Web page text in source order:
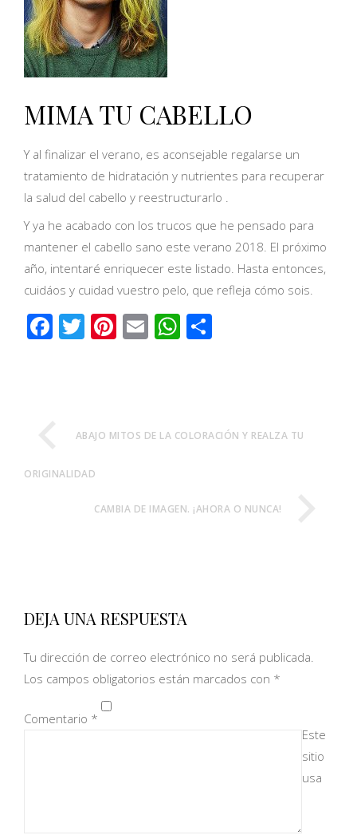
MIMA TU CABELLO
Y al finalizar el verano, es aconsejable regalarse un
tratamiento de hidratación y nutrientes para recuperar
la salud del cabello y reestructurarlo .
Y ya he acabado con los trucos que he pensado para
mantener el cabello sano este verano 2018. El próximo
año, intentaré enriquecer este listado. Hasta entonces,
cuidáos y cuidad vuestro pelo, que refleja cómo sois.
Facebook
Twitter
Pinterest
EmailWhatsApp
ABAJO MITOS DE LA COLORACIÓN Y REALZA TU
ORIGINALIDAD
CAMBIA DE IMAGEN. ¡AHORA O NUNCA!
DEJA UNA RESPUESTA
Tu dirección de correo electrónico no será publicada.
Los campos obligatorios están marcados con *
Comentario *
Este
sitio
usa